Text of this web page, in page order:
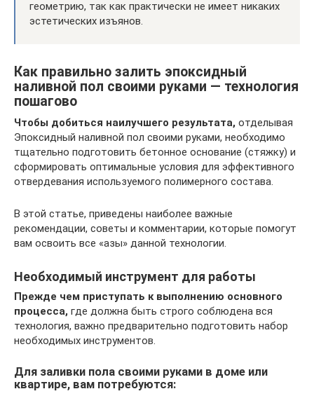
геометрию, так как практически не имеет никаких
эстетических изъянов.
Как правильно залить эпоксидный
наливной пол своими руками — технология
пошагово
Чтобы добиться наилучшего результата, отделывая
Эпоксидный наливной пол своими руками, необходимо
тщательно подготовить бетонное основание (стяжку) и
сформировать оптимальные условия для эффективного
отвердевания используемого полимерного состава.
В этой статье, приведены наиболее важные
рекомендации, советы и комментарии, которые помогут
вам освоить все «азы» данной технологии.
Необходимый инструмент для работы
Прежде чем приступать к выполнению основного
процесса, где должна быть строго соблюдена вся
технология, важно предварительно подготовить набор
необходимых инструментов.
Для заливки пола своими руками в доме или
квартире, вам потребуются: